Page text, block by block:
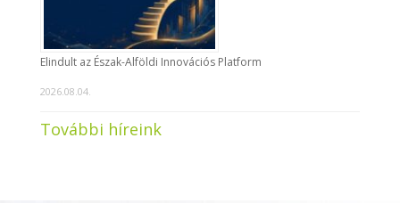
Elindult az Észak-Alföldi Innovációs Platform
2026.08.04.
További híreink